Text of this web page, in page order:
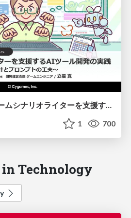
【CEDEC2026】ゲームシナリオライターを支援するAIツール開発の実践 ― 設計とプロンプトの工夫 ―
1 700
in Technology